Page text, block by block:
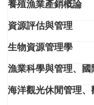
養殖漁業產銷概論
資源評估與管理
生物資源管理學
漁業科學與管理、
海洋觀光休閒管理